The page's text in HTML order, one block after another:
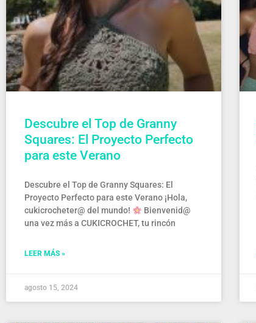
Descubre el Top de Granny
Squares: El Proyecto Perfecto
para este Verano
Descubre el Top de Granny Squares: El
Proyecto Perfecto para este Verano ¡Hola,
cukicrocheter@ del mundo!
Bienvenid@
una vez más a CUKICROCHET, tu rincón
LEER MÁS »
agosto 15, 2024